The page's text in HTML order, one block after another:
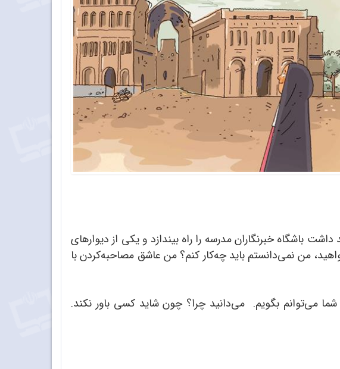
باشگاه خبرنگاران مدرسه را راه بیندازد و یکی از دیوارهای
من نمی‌دانستم باید چه‌کار کنم؟ من عاشق مصاحبه‌کردن با
می‌توانم بگویم. می‌دانید چرا؟ چون شاید کسی باور نکند.